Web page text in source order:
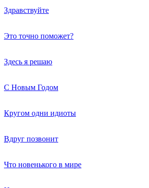
Здравствуйте
Это точно поможет?
Здесь я решаю
С Новым Годом
Кругом одни идиоты
Вдруг позвонит
Что новенького в мире